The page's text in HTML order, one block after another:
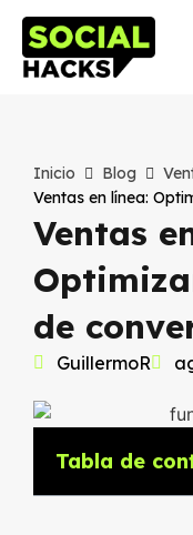
Inicio Blog
Ventas en línea:
Ventas
de
GuillermoR
Tabla de